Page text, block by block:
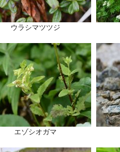
ウラシマツツジ
エゾシオガマ